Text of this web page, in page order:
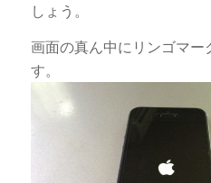
しょう。
画面の真ん中にリンゴマー
す。